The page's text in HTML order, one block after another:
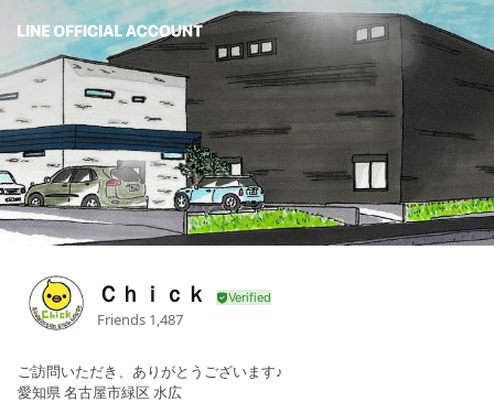
Ｃｈｉｃｋ
Friends 1,487
ご訪問いただき、ありがとうございます♪
愛知県 名古屋市緑区 水広